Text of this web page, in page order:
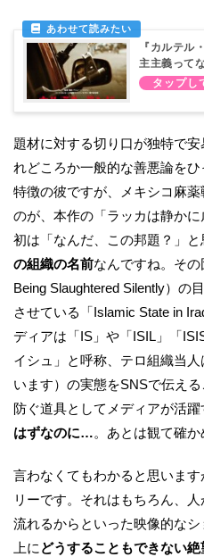
『カルテル
主主義って
題材に対する切り口が独特で
れどころか一般的な善悪論を
特徴の彼ですが、メキシコ麻
のが、本作の「ラッカは静か
初は「なんだ、この邦題？」
の組織の名前なんですね。そ
Being Slaughtered Silently）の
させている「Islamic State in
ディアは「IS」や「ISIL」「
イシュ」と呼称、テロ組織当
います）の実態をSNSで伝え
防ぐ道具としてメディアが活躍
はずなのに…。あとは観て確か
言わなくてもわかると思いま
リーです。それはもちろん、
流れるからといった映像的な
上に どうすることもできない絶